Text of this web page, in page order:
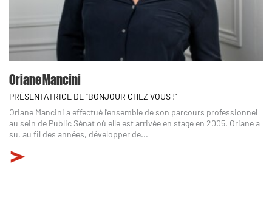
Oriane Mancini
PRÉSENTATRICE DE "BONJOUR CHEZ VOUS !"
Oriane Mancini a effectué l’ensemble de son parcours professionnel
au sein de Public Sénat où elle est arrivée en stage en 2005. Oriane a
su, au fil des années, développer de...